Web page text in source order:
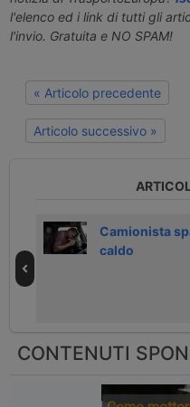
l'elenco ed i link di tutti gli
l'invio. Gratuita e NO SPAM!
« Articolo precedente
Articolo successivo »
Camionista
caldo
CONTENUTI